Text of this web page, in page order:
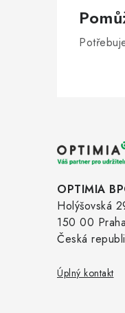
OPTIMIA
Holýšovská
150 00
Česká
Úplný kontakt